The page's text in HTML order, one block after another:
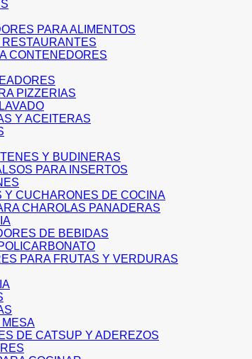
PARA ALIMENTOS
RESTAURANTES
CONTENEDORES
PIZZERIAS
Y ACEITERAS
Y BUDINERAS
PARA INSERTOS
Y CUCHARONES DE COCINA
CHAROLAS PANADERAS
DE BEBIDAS
PARA FRUTAS Y VERDURAS
MESA
DE CATSUP Y ADEREZOS